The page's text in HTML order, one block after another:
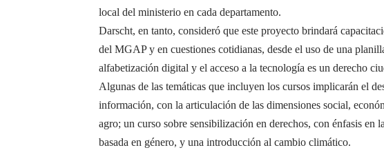
local del ministerio en cada departamento.
Darscht, en tanto, consideró que este proyecto brindará
del MGAP y en cuestiones cotidianas, desde el uso de una
alfabetización digital y el acceso a la tecnología es un derecho
Algunas de las temáticas que incluyen los cursos implicarán el
información, con la articulación de las dimensiones social,
agro; un curso sobre sensibilización en derechos, con énfasis en
basada en género, y una introducción al cambio climático.